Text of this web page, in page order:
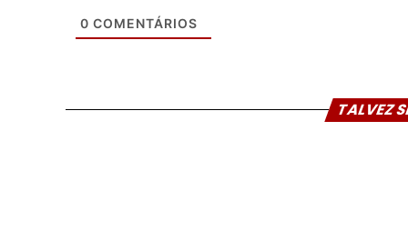
0 COMENTÁRIOS
TALVEZ